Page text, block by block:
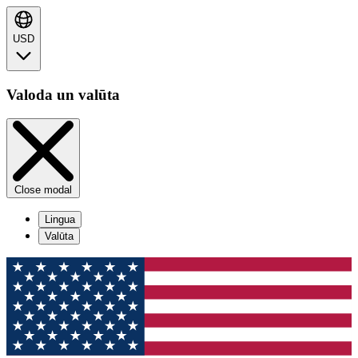
USD
Valoda un valūta
Close modal
Lingua
Valūta